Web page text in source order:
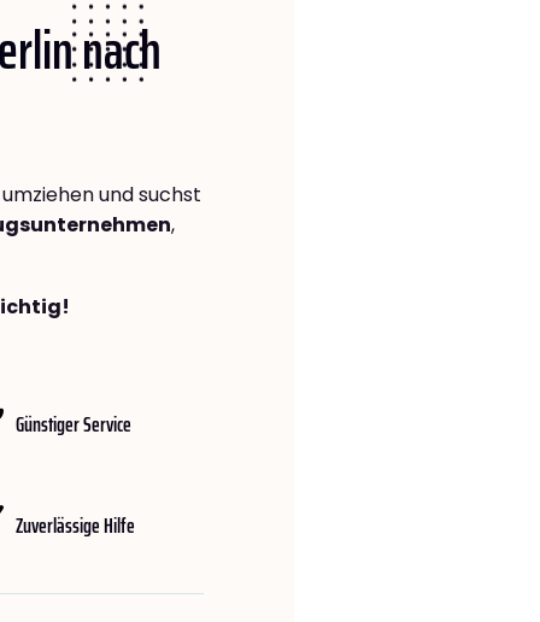
nach
und suchst
,
Günstiger Service
Zuverlässige Hilfe